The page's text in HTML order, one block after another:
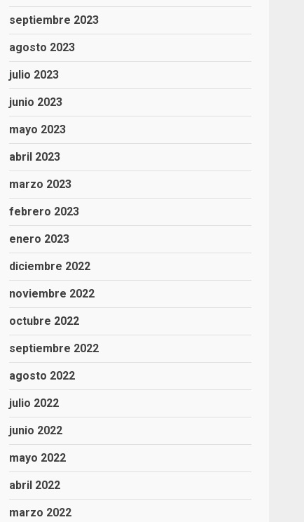
septiembre 2023
agosto 2023
julio 2023
junio 2023
mayo 2023
abril 2023
marzo 2023
febrero 2023
enero 2023
diciembre 2022
noviembre 2022
octubre 2022
septiembre 2022
agosto 2022
julio 2022
junio 2022
mayo 2022
abril 2022
marzo 2022